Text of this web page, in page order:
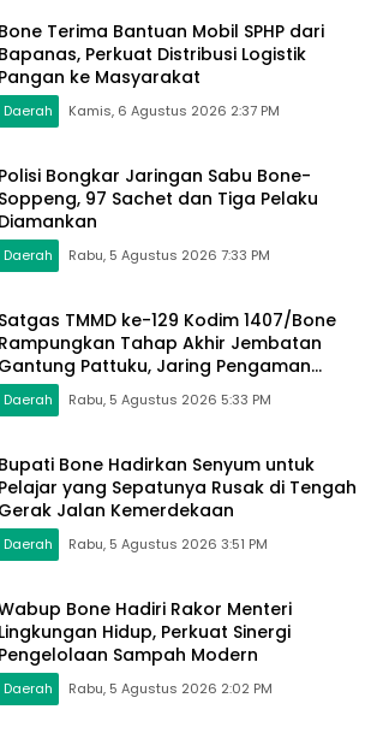
Bone Terima Bantuan Mobil SPHP dari
Bapanas, Perkuat Distribusi Logistik
Pangan ke Masyarakat
Daerah Kamis, 6 Agustus 2026 2:37 PM
Polisi Bongkar Jaringan Sabu Bone-
Soppeng, 97 Sachet dan Tiga Pelaku
Diamankan
Daerah Rabu, 5 Agustus 2026 7:33 PM
Satgas TMMD ke-129 Kodim 1407/Bone
Rampungkan Tahap Akhir Jembatan
Gantung Pattuku, Jaring Pengaman
Terpasang
Daerah Rabu, 5 Agustus 2026 5:33 PM
Bupati Bone Hadirkan Senyum untuk
Pelajar yang Sepatunya Rusak di Tengah
Gerak Jalan Kemerdekaan
Daerah Rabu, 5 Agustus 2026 3:51 PM
Bone Hadiri Rakor Menteri
Lingkungan Hidup, Perkuat Sinergi
Pengelolaan Sampah Modern
Daerah Rabu, 5 Agustus 2026 2:02 PM